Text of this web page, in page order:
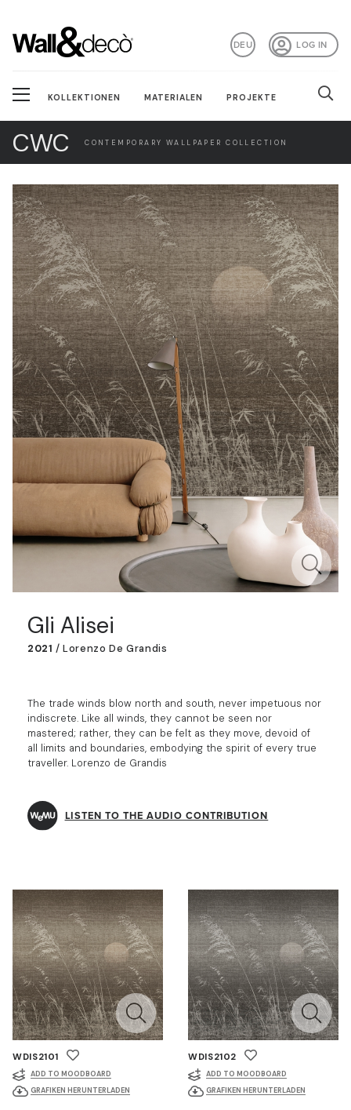
LOG IN
DEU
KOLLEKTIONEN MATERIALEN PROJEKTE
CWC CONTEMPORARY WALLPAPER COLLECTION
Gli Alisei
2021 / Lorenzo De Grandis
The trade winds blow north and south, never impetuous nor
indiscrete. Like all winds, they cannot be seen nor
mastered; rather, they can be felt as they move, devoid of
all limits and boundaries, embodying the spirit of every true
traveller. Lorenzo de Grandis
LISTEN TO THE AUDIO CONTRIBUTION
WDIS2101
ADD TO MOODBOARD
GRAFIKEN HERUNTERLADEN
WDIS2102
ADD TO MOODBOARD
GRAFIKEN HERUNTERLADEN